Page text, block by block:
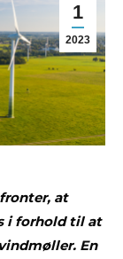
1
2023
at
i forhold til at
En